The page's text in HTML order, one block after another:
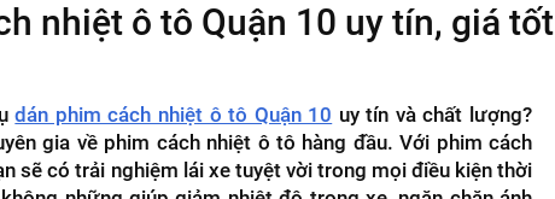
nhiệt ô tô Quận 10 uy tín, giá tốt
dán phim cách nhiệt ô tô Quận 10 uy tín và chất lượng?
gia về phim cách nhiệt ô tô hàng đầu. Với phim cách
sẽ có trải nghiệm lái xe tuyệt vời trong mọi điều kiện thời